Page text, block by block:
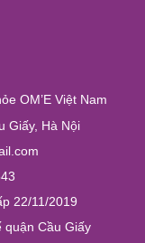
OM’E Việt Nam
Giấy, Hà Nội
22/11/2019
quận Cầu Giấy